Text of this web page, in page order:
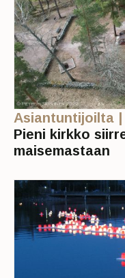
Asiantuntijoilta |
Pieni kirkko
maisemastaan